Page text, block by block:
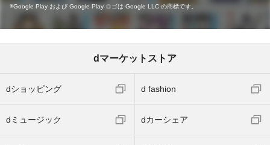
Google Play および Google Play ロゴは Google LLC の商標です。
dマーケットストア
dショッピング d fashion
dミュージック dカーシェア